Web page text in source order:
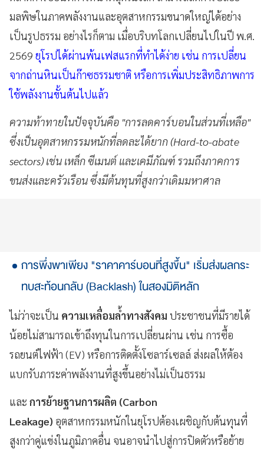
มลพิษในภาคพลังงานและอุตสาหกรรมขนาดใหญ่ได้อย่าง
เป็นรูปธรรม อย่างไรก็ตาม เมื่อบริบทโลกเปลี่ยนไปในปี พ.ศ.
2569 ยุโรปได้ผ่านพ้นเฟสแรกที่ทำได้ง่าย เช่น การเปลี่ยน
จากถ่านหินเป็นก๊าซธรรมชาติ หรือการเพิ่มประสิทธิภาพการ
ใช้พลังงานขั้นต้นไปแล้ว
ความท้าทายในปัจจุบันคือ "การลดคาร์บอนในส่วนที่เหลือ"
ซึ่งเป็นอุตสาหกรรมหนักที่ลดละได้ยาก (Hard-to-abate
sectors) เช่น เหล็ก ซีเมนต์ และเคมีภัณฑ์ รวมถึงภาคการ
ขนส่งและครัวเรือน ซึ่งมีต้นทุนที่สูงกว่าเดิมมหาศาล
การพึ่งพาเพียง "ราคาคาร์บอนที่สูงขึ้น" เริ่มส่งผลกระ
ทบสะท้อนกลับ (Backlash) ในสองมิติหลัก
ไม่ว่าจะเป็น ความเหลื่อมล้ำทางสังคม ประชาชนที่มีรายได้
น้อยไม่สามารถเข้าถึงทุนในการเปลี่ยนผ่าน เช่น การซื้อ
รถยนต์ไฟฟ้า (EV) หรือการติดตั้งโซลาร์เซลล์ ส่งผลให้ต้อง
แบกรับภาระค่าพลังงานที่สูงขึ้นอย่างไม่เป็นธรรม
และ การย้ายฐานการผลิต (Carbon
Leakage) อุตสาหกรรมหนักในยุโรปต้องเผชิญกับต้นทุนที่
สูงกว่าคู่แข่งในภูมิภาคอื่น จนอาจนำไปสู่การปิดตัวหรือย้าย